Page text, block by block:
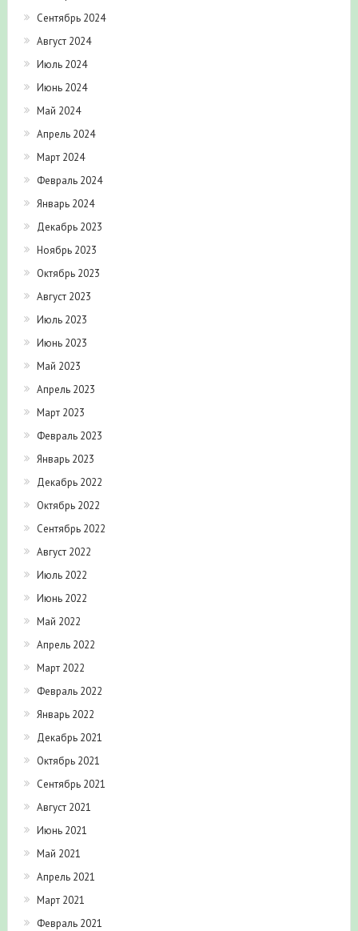
Сентябрь 2024
Август 2024
Июль 2024
Июнь 2024
Май 2024
Апрель 2024
Март 2024
Февраль 2024
Январь 2024
Декабрь 2023
Ноябрь 2023
Октябрь 2023
Август 2023
Июль 2023
Июнь 2023
Май 2023
Апрель 2023
Март 2023
Февраль 2023
Январь 2023
Декабрь 2022
Октябрь 2022
Сентябрь 2022
Август 2022
Июль 2022
Июнь 2022
Май 2022
Апрель 2022
Март 2022
Февраль 2022
Январь 2022
Декабрь 2021
Октябрь 2021
Сентябрь 2021
Август 2021
Июнь 2021
Май 2021
Апрель 2021
Март 2021
Февраль 2021